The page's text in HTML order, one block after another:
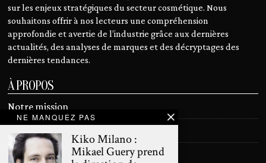
sur les enjeux stratégiques du secteur cosmétique. Nous
souhaitons offrir à nos lecteurs une compréhension
approfondie et avertie de l’industrie grâce aux dernières
actualités, des analyses de marques et des décryptages des
dernières tendances.
À PROPOS
Notre mission
Contact
NE MANQUEZ PAS
Kiko Milano :
Mikael Guery prend